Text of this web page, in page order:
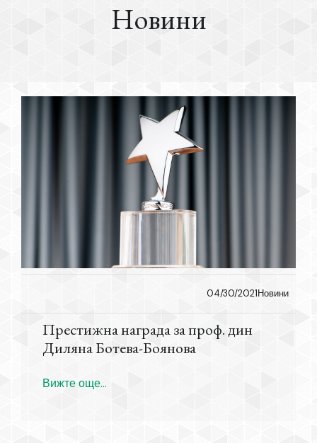
Новини
04/30/2021Новини
Престижна награда за проф. дин
Диляна Ботева-Боянова
Вижте още...